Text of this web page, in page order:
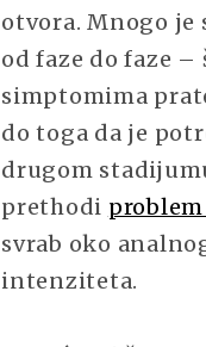
otvora. Mnogo
od faze do faze
simptomima
do toga da je
drugom
prethodi
svrab oko
intenziteta.